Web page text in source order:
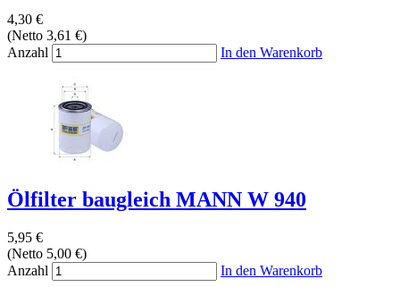
4,30 €
(Netto 3,61 €)
Anzahl
In den Warenkorb
Ölfilter baugleich MANN W 940
5,95 €
(Netto 5,00 €)
Anzahl
In den Warenkorb